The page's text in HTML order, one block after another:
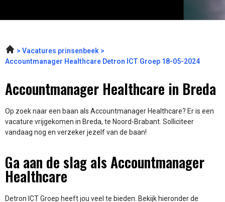
Vacatures prinsenbeek
Accountmanager Healthcare Detron ICT Groep 18-05-2024
Accountmanager Healthcare in Breda
Op zoek naar een baan als Accountmanager Healthcare? Er is een
vacature vrijgekomen in Breda, te Noord-Brabant. Solliciteer
vandaag nog en verzeker jezelf van de baan!
Ga aan de slag als Accountmanager
Healthcare
Detron ICT Groep heeft jou veel te bieden. Bekijk hieronder de